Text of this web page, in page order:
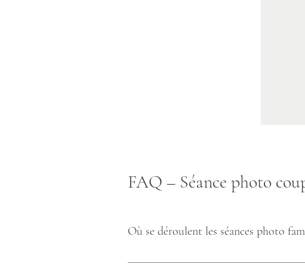
FAQ – Séance photo
Où se déroulent les séances photo
Les séances peuvent être réalisées dans mon